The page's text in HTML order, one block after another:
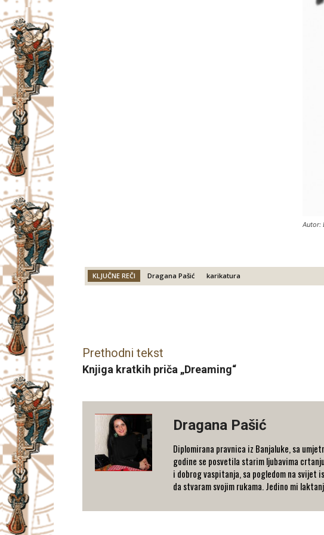
Autor:
KLJUČNE REČI Dragana Pašić karikatura
Prethodni tekst
Knjiga kratkih priča „Dreaming“
Dragana Pašić
Diplomirana pravnica iz Banjaluke, sa
godine se posvetila starim ljubavima
i dobrog vaspitanja, sa pogledom na svijet
da stvaram svojim rukama. Jedino mi